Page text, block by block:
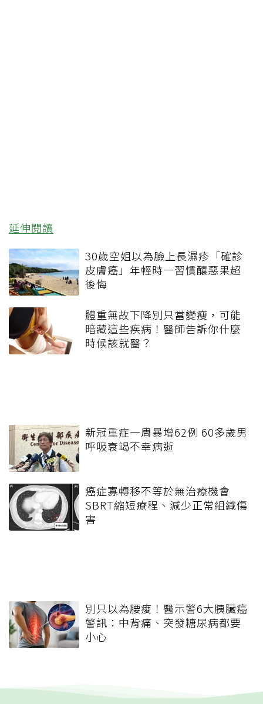
延伸閱讀
30歲空姐以為臉上長濕疹「確診
皮膚癌」年輕時一習慣釀惡果超
後悔
體重無故下降別只當變瘦，可能
暗藏這些疾病！醫師告訴你什麼
時候該就醫？
新冠重症一周暴增62例 60多歲男
呼吸衰竭不幸病逝
癌症寡轉移不等於無治療機會
SBRT縮短療程、減少正常組織傷
害
別只以為腰痠！醫示警6大胰臟癌
警訊：中背痛、突發糖尿病都要
小心